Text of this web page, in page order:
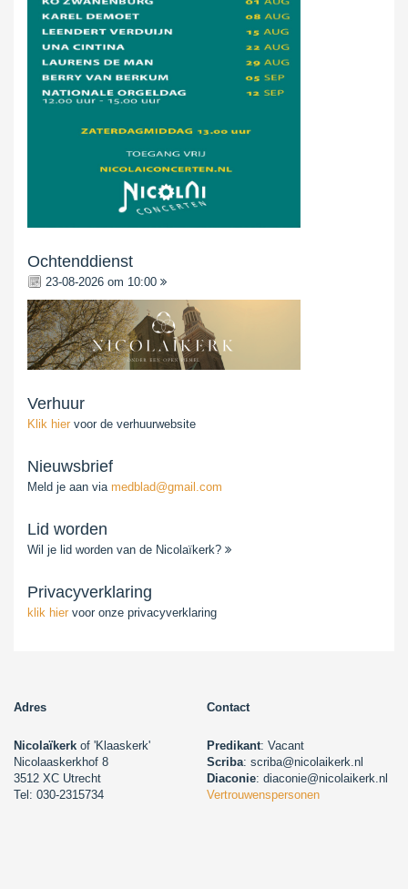
Ochtenddienst
23-08-2026 om 10:00
Verhuur
Klik hier voor de verhuurwebsite
Nieuwsbrief
Meld je aan via medblad@gmail.com
Lid worden
Wil je lid worden van de Nicolaïkerk?
Privacyverklaring
klik hier voor onze privacyverklaring
Adres Contact
Nicolaïkerk of 'Klaaskerk'
Nicolaaskerkhof 8
3512 XC Utrecht
Tel: 030-2315734
Predikant: Vacant
Scriba: scriba@nicolaikerk.nl
Diaconie: diaconie@nicolaikerk.nl
Vertrouwenspersonen